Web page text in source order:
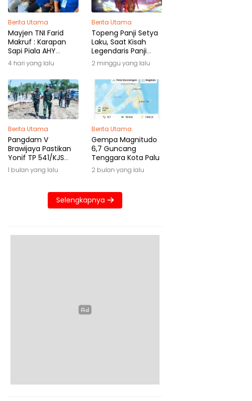
Berita Utama
Mayjen TNI Farid
Makruf : Karapan
Sapi Piala AHY
Menjaga Warisan
Madura
4 hari yang lalu
Berita Utama
Topeng Panji Setya
Laku, Saat Kisah
Legendaris Panji
Kembali Menyapa
Malang
2 minggu yang lalu
Berita Utama
Pangdam V
Brawijaya Pastikan
Yonif TP 541/KJS
Tepat Waktu
1 bulan yang lalu
Berita Utama
Gempa Magnitudo
6,7 Guncang
Tenggara Kota Palu
2 bulan yang lalu
Selengkapnya